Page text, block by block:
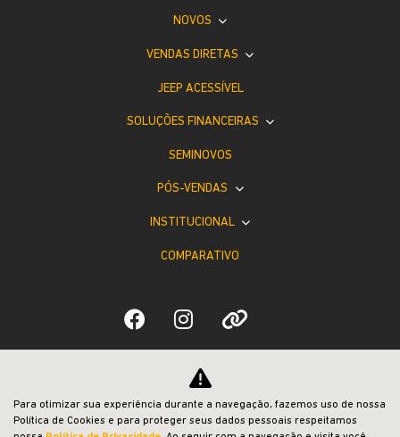
NOVOS
VENDAS DIRETAS
JEEP ACESSÍVEL
SOLUÇÕES FINANCEIRAS
SEMINOVOS
PÓS-VENDAS
INSTITUCIONAL
COMPARATIVO
Desacelere. Seu bem maior é a vida.
Para otimizar sua experiência durante a navegação, fazemos uso de nossa
Política de Cookies e para proteger seus dados pessoais respeitamos